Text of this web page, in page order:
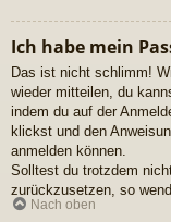
Ich habe mein
Das ist nicht schlimm!
wieder mitteilen, du
indem du auf der
klickst und den
anmelden können.
Solltest du trotzdem
zurückzusetzen, so
Nach oben